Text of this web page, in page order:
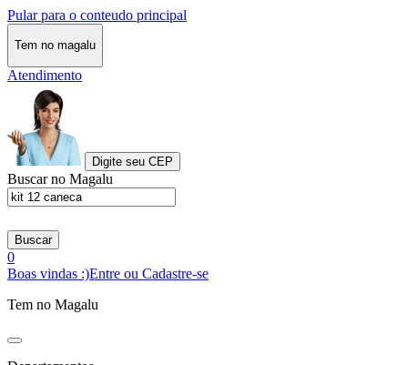
Pular para o conteudo principal
Tem no magalu
Atendimento
Digite seu CEP
Buscar no Magalu
Buscar
0
Boas vindas :)Entre ou Cadastre-se
Tem no Magalu